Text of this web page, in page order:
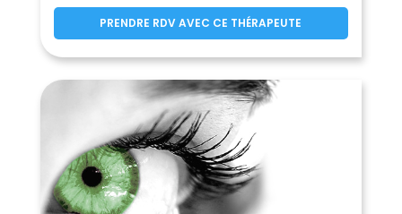
PRENDRE RDV AVEC CE THÉRAPEUTE